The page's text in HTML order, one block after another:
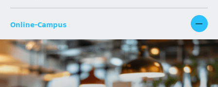
Online-Campus